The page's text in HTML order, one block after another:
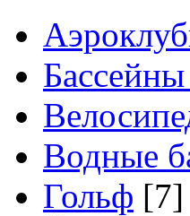
Водные
Гольф [7]